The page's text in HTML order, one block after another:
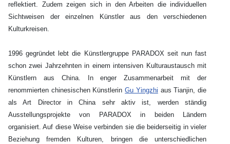
reflektiert. Zudem zeigen sich in den Arbeiten die individuellen
Sichtweisen der einzelnen Künstler aus den verschiedenen
Kulturkreisen.
1996 gegründet lebt die Künstlergruppe PARADOX seit nun fast
schon zwei Jahrzehnten in einem intensiven Kulturaustausch mit
Künstlern aus China. In enger Zusammenarbeit mit der
renommierten chinesischen KünstlerinGu Yingzhi aus Tianjin, die
als Art Director in China sehr aktiv ist, werden ständig
Ausstellungsprojekte von PARADOX in beiden Ländern
organisiert. Auf diese Weise verbinden sie die beiderseitig in vieler
Beziehung fremden Kulturen, bringen die unterschiedlichen